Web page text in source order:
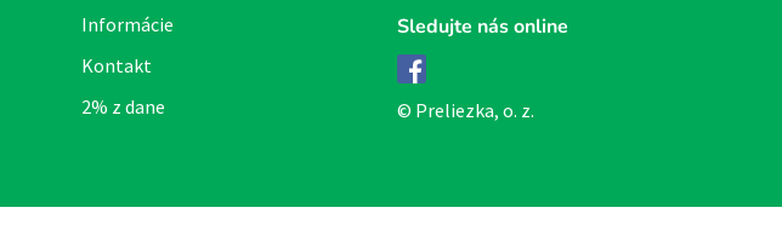
Informácie
Kontakt
2% z dane
Sledujte nás online
© Preliezka, o. z.